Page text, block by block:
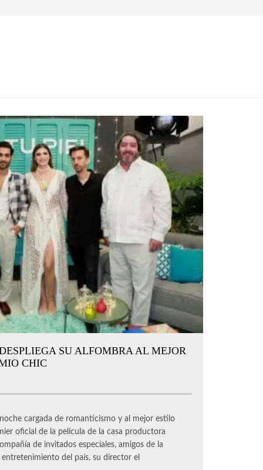
SU ALFOMBRA AL MEJOR
CHIC
cargada de romanticismo y al mejor estilo
oficial de la película de la casa productora
de invitados especiales, amigos de la
del país, su director el